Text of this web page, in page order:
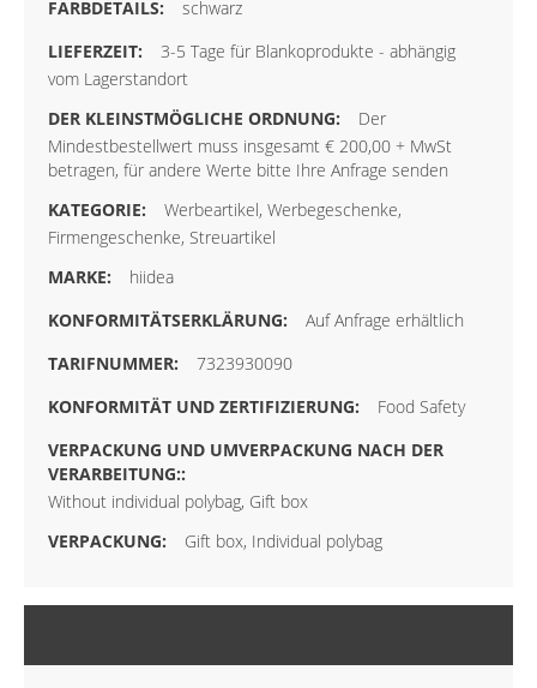
schwarz
3-5 Tage für Blankoprodukte - abhängig
vom Lagerstandort
Der
Mindestbestellwert muss insgesamt € 200,00 + MwSt
betragen, für andere Werte bitte Ihre Anfrage senden
Werbeartikel, Werbegeschenke,
Firmengeschenke, Streuartikel
hiidea
Auf Anfrage erhältlich
7323930090
Food Safety
Without individual polybag, Gift box
Gift box, Individual polybag